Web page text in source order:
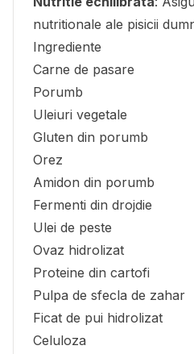
nutritionale ale pisicii
Ingrediente
Carne de pasare
Porumb
Uleiuri vegetale
Gluten din porumb
Orez
Amidon din porumb
Fermenti din drojdie
Ulei de peste
Ovaz hidrolizat
Proteine din cartofi
Pulpa de sfecla de zahar
Ficat de pui hidrolizat
Celuloza